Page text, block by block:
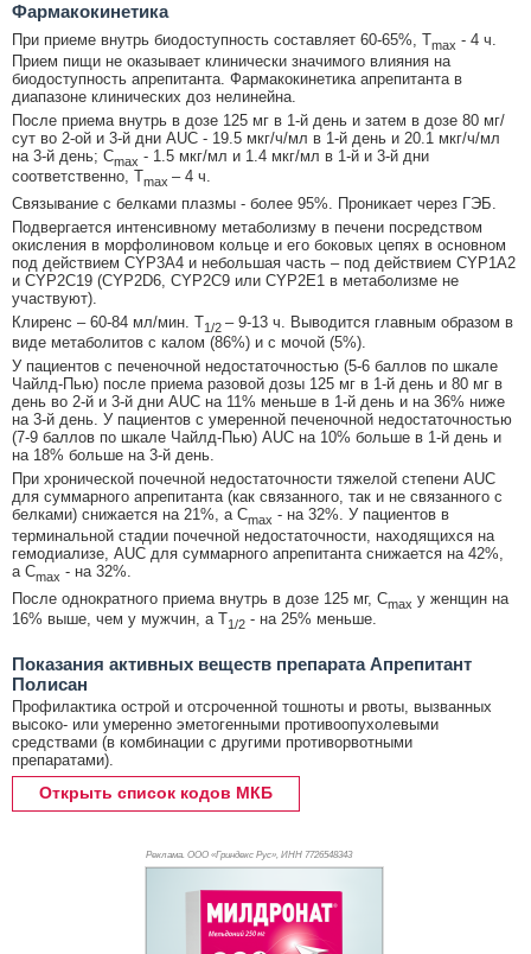
Фармакокинетика
При приеме внутрь биодоступность составляет 60-65%, Tmax - 4 ч.
Прием пищи не оказывает клинически значимого влияния на
биодоступность апрепитанта. Фармакокинетика апрепитанта в
диапазоне клинических доз нелинейна.
После приема внутрь в дозе 125 мг в 1-й день и затем в дозе 80 мг/
сут во 2-ой и 3-й дни AUC - 19.5 мкг/ч/мл в 1-й день и 20.1 мкг/ч/мл
на 3-й день; Cmax - 1.5 мкг/мл и 1.4 мкг/мл в 1-й и 3-й дни
соответственно, Tmax – 4 ч.
Связывание с белками плазмы - более 95%. Проникает через ГЭБ.
Подвергается интенсивному метаболизму в печени посредством
окисления в морфолиновом кольце и его боковых цепях в основном
под действием CYP3A4 и небольшая часть – под действием CYP1A2
и CYP2C19 (CYP2D6, CYP2C9 или CYP2E1 в метаболизме не
участвуют).
Клиренс – 60-84 мл/мин. T1/2 – 9-13 ч. Выводится главным образом в
виде метаболитов с калом (86%) и с мочой (5%).
У пациентов с печеночной недостаточностью (5-6 баллов по шкале
Чайлд-Пью) после приема разовой дозы 125 мг в 1-й день и 80 мг в
день во 2-й и 3-й дни AUC на 11% меньше в 1-й день и на 36% ниже
на 3-й день. У пациентов с умеренной печеночной недостаточностью
(7-9 баллов по шкале Чайлд-Пью) AUC на 10% больше в 1-й день и
на 18% больше на 3-й день.
При хронической почечной недостаточности тяжелой степени AUC
для суммарного апрепитанта (как связанного, так и не связанного с
белками) снижается на 21%, а Cmax - на 32%. У пациентов в
терминальной стадии почечной недостаточности, находящихся на
гемодиализе, AUC для суммарного апрепитанта снижается на 42%,
а Cmax - на 32%.
После однократного приема внутрь в дозе 125 мг, Cmax у женщин на
16% выше, чем у мужчин, а T1/2 - на 25% меньше.
Показания активных веществ препарата Апрепитант
Полисан
Профилактика острой и отсроченной тошноты и рвоты, вызванных
высоко- или умеренно эметогенными противоопухолевыми
средствами (в комбинации с другими противорвотными
препаратами).
Открыть список кодов МКБ
Реклама. ООО «Гриндекс Рус», ИНН 7726548343